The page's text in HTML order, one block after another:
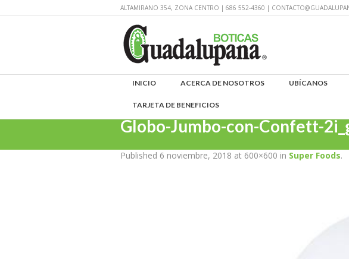
ALTAMIRANO 354, ZONA CENTRO | 686 552-4360 |
INICIO ACERCA DE NOSOTROS UBÍCANOS
TARJETA DE BENEFICIOS
Globo-Jumbo-con-Confett-
Published 6 noviembre, 2018 at 600×600 in Super Foods.